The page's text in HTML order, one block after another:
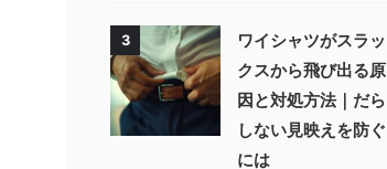
3
ワイシャツがスラッ
クスから飛び出る原
因と対処方法｜だら
しない見映えを防ぐ
には⁠